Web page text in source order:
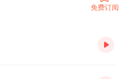
免费订阅